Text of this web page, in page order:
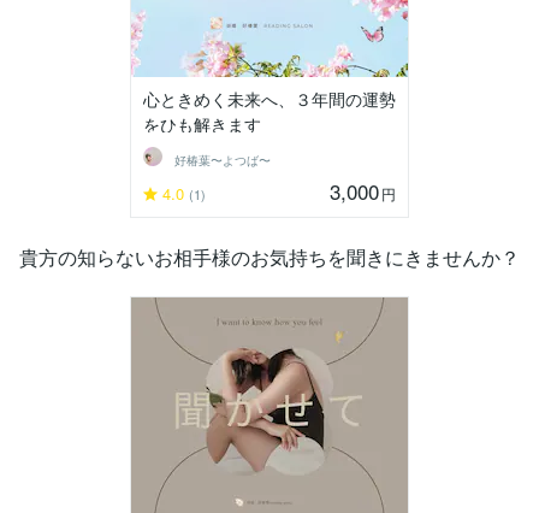
心ときめく未来へ、３年間の運勢
をひも解きます
好椿葉〜よつば〜
4.0 (1) 3,000円
貴方の知らないお相手様のお気持ちを聞きにきませんか？